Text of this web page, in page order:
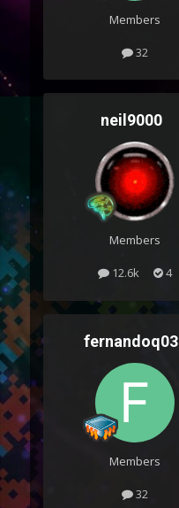
Members
32
neil9000
Members
12.6k 4
fernandoq03
Members
32